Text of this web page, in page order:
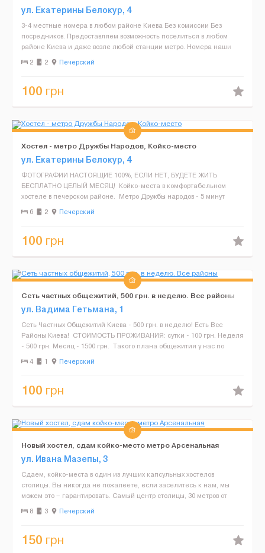
посредников
ул. Екатерины Белокур, 4
3-4 местные номера в любом районе Киева Без комиссии Без
посредников. Предоставляем возможность поселиться в любом
районе Киева и даже возле любой станции метро. Номера наши
рассчитаны на проживание трех ли четырех челов...
2 2 Печерский
100 грн
Хостел - метро Дружбы Народов, Койко-место
ул. Екатерины Белокур, 4
ФОТОГРАФИИ НАСТОЯЩИЕ 100%, ЕСЛИ НЕТ, БУДЕТЕ ЖИТЬ
БЕСПЛАТНО ЦЕЛЫЙ МЕСЯЦ! Койко-места в комфортабельном
хостеле в печерском районе. Метро Дружбы народов - 5 минут
пешком. Что Вы получаете за Ваши деньги? -...
6 2 Печерский
100 грн
Сеть частных общежитий, 500 грн. в неделю. Все районы
ул. Вадима Гетьмана, 1
Сеть Частных Общежитий Киева - 500 грн. в неделю! Есть Все
Районы Киева! СТОИМОСТЬ ПРОЖИВАНИЯ: сутки - 100 грн. Неделя
- 500 грн. Месяц - 1500 грн. Такого плана общежития у нас по
всему Киеву! Преимущества Наш...
4 1 Печерский
100 грн
Новый хостел, сдам койко-место метро Арсенальная
ул. Ивана Мазепы, 3
Сдаем, койко-места в один из лучших капсульных хостелов
столицы. Вы никогда не пожалеете, если заселитесь к нам, мы
можем это – гарантировать. Самый центр столицы, 30 метров от
метро Арсенальная. Адрес: улица Ивана Ма...
8 3 Печерский
150 грн